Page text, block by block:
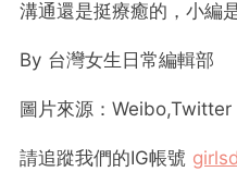
溝通還是挺療癒的，小編
By 台灣女生日常編輯部
圖片來源：Weibo,Twitter
請追蹤我們的IG帳號